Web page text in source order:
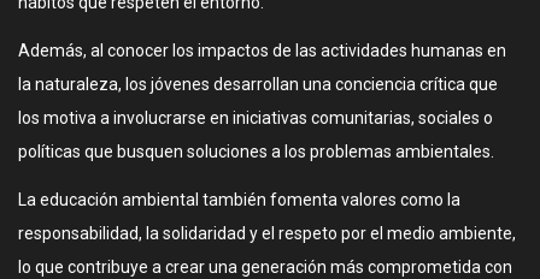
Además, al conocer los impactos de las actividades humanas en
la naturaleza, los jóvenes desarrollan una conciencia crítica que
los motiva a involucrarse en iniciativas comunitarias, sociales o
políticas que busquen soluciones a los problemas ambientales.
La educación ambiental también fomenta valores como la
responsabilidad, la solidaridad y el respeto por el medio ambiente,
lo que contribuye a crear una generación más comprometida con